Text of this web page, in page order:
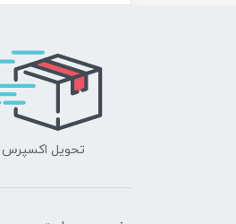
تحویل اکسپرس